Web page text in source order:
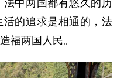
中两国都有悠久的历
的追求是相通的，法
福两国人民。